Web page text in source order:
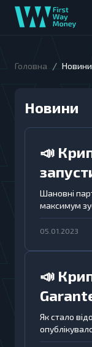
Головна / Новини
Новини
📣
Шановні партнери! Наша
максимум
05.01.2023
📣
Як стало
Garantex